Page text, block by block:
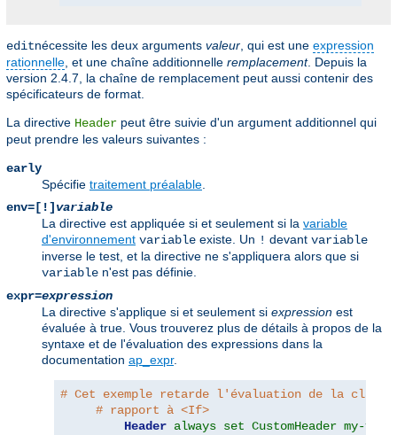
editnécessite les deux arguments valeur , qui est une expression
rationnelle , et une chaîne additionnelle remplacement. Depuis la
version 2.4.7, la chaîne de remplacement peut aussi contenir des
spécificateurs de format.
La directive Header peut être suivie d'un argument additionnel qui
peut prendre les valeurs suivantes :
early
Spécifie traitement préalable
env=[!] variable
La directive est appliquée si et seulement si la variable
d'environnement variable existe. Un ! devant variable
inverse le test, et la directive ne s'appliquera alors que si
variable n'est pas définie.
expr=expression
La directive s'applique si et seulement si expression est
évaluée à true. Vous trouverez plus de détails à propos de la
syntaxe et de l'évaluation des expressions dans la
documentation ap_expr.
# Cet exemple retarde l'évaluation de la
# rapport à <If>
Header always set CustomHeader my-